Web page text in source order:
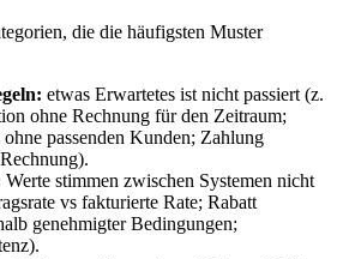
die die häufigsten Muster
etwas Erwartetes ist nicht passiert (z.
ohne Rechnung für den Zeitraum;
passenden Kunden; Zahlung
Werte stimmen zwischen Systemen nicht
vs fakturierte Rate; Rabatt
genehmigter Bedingungen;